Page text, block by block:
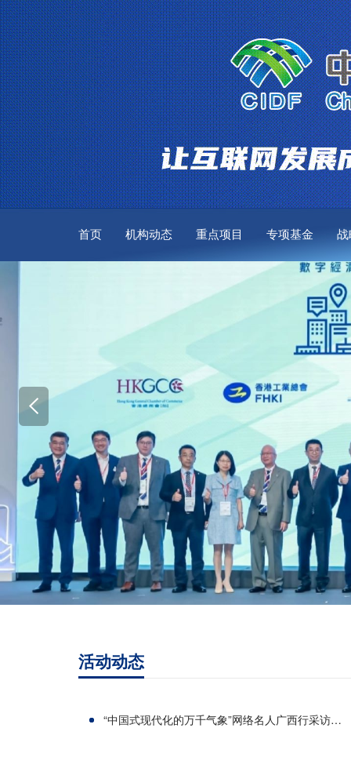
首页 机构动态 重点项目 专项基金 战
活动动态
“中国式现代化的万千气象”网络名人广西行采访团走进钦州